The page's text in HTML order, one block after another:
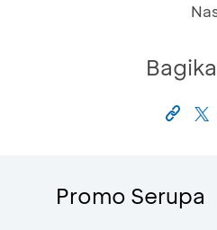
Promo Serupa